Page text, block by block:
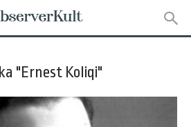
"Ernest Koliqi"